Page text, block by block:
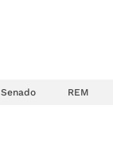
Senado REM